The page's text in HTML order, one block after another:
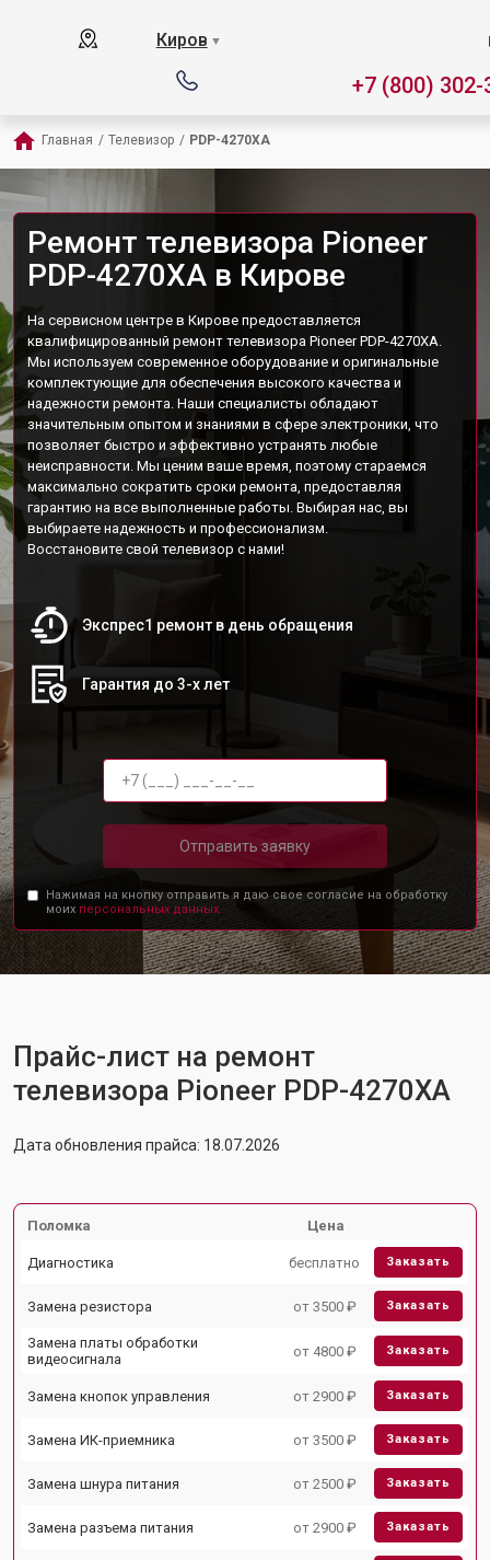
Киров ▼
+7 (800) 302-
Главная / Телевизор / PDP-4270XA
Ремонт телевизора Pioneer
PDP-4270XA в Кирове
На сервисном центре в Кирове предоставляется
квалифицированный ремонт телевизора Pioneer PDP-4270XA.
Мы используем современное оборудование и оригинальные
комплектующие для обеспечения высокого качества и
надежности ремонта. Наши специалисты обладают
значительным опытом и знаниями в сфере электроники, что
позволяет быстро и эффективно устранять любые
неисправности. Мы ценим ваше время, поэтому стараемся
максимально сократить сроки ремонта, предоставляя
гарантию на все выполненные работы. Выбирая нас, вы
выбираете надежность и профессионализм.
Восстановите свой телевизор с нами!
Экспрес1 ремонт в день обращения
Гарантия до 3-х лет
Отправить заявку
Нажимая на кнопку отправить я даю свое согласие на обработку
моих персональных данных.
Прайс-лист на ремонт
телевизора Pioneer PDP-4270XA
Дата обновления прайса: 18.07.2026
Поломка Цена
Диагностика бесплатно Заказать
Замена резистора от 3500 ₽ Заказать
Замена платы обработки
видеосигнала
от 4800 ₽ Заказать
Замена кнопок управления от 2900 ₽ Заказать
Замена ИК-приемника от 3500 ₽ Заказать
Замена шнура питания от 2500 ₽ Заказать
Замена разъема питания от 2900 ₽ Заказать